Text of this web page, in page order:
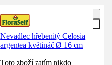
Nevadlec hřebenitý Celosia
argentea květináč Ø 16 cm
Toto zboží zatím nikdo